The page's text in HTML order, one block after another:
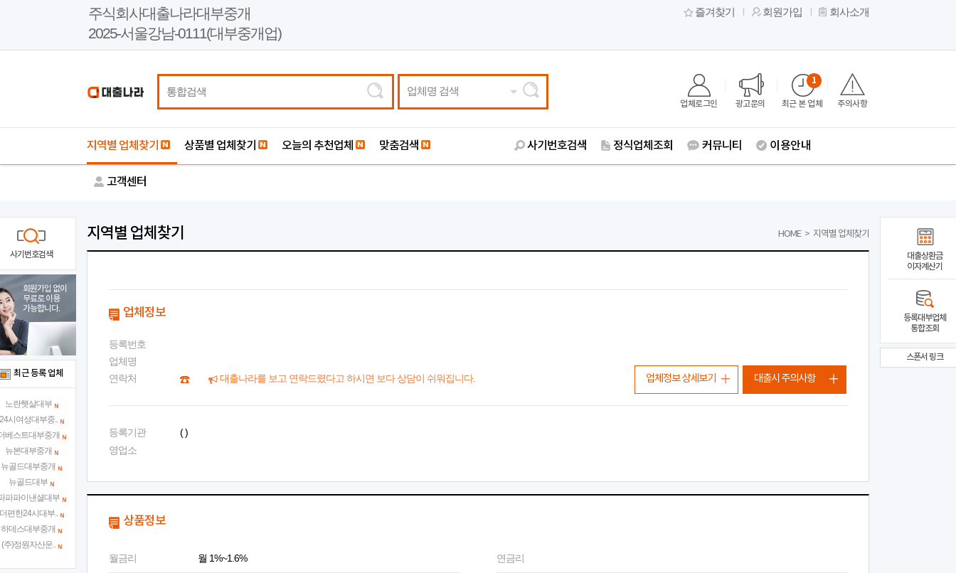
주식회사대출나라대부중개
2025-서울강남-0111(대부중개업)
즐겨찾기 회원가입 회사소개
업체명 검색
업체로그인 광고문의 최근 본 업체
1
주의사항
지역별 업체찾기 상품별 업체찾기 오늘의 추천업체 맞춤검색 사기번호검색 정식업체조회 커뮤니티 이용안내
고객센터
지역별 업체찾기 HOME > 지역별 업체찾기
업체정보
등록번호
업체명
연락처
대출나라를 보고 연락드렸다고 하시면 보다 상담이 쉬워집니다.
등록기관
( )
영업소
업체정보 상세보기 대출시 주의사항
상품정보
월금리 월 1%~1.6% 연금리
사기번호검색
회원가입 없이
무료로 이용
가능합니다.
최근 등록 업체
노란햇살대부
시여성대부중..
베스트대부중개
뉴본대부중개
뉴골드대부중개
뉴골드대부
파파이낸셜대부
편한24시대부..
하데스대부중개
(주)정원자산운..
대출상환금
이자계산기
등록대부업체
통합조회
스폰서 링크